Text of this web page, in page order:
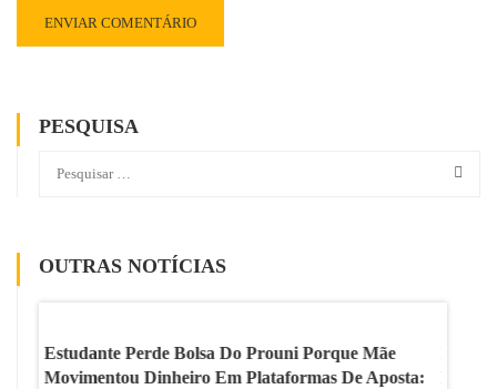
PESQUISA
OUTRAS NOTÍCIAS
Estudante Perde Bolsa Do Prouni Porque Mãe
Movimentou Dinheiro Em Plataformas De Aposta: